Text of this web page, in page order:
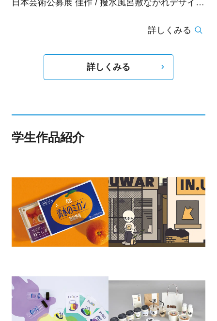
日本芸術公募展 佳作 / 撥水風呂敷ながれデザイン
西宮市展 入選 / Art your lyf Project! 入賞 / 第76回
韓文化交流会創立20周年 ロゴマーク・フォトス
ポットコンテスト両最優秀賞受賞
詳しくみる
詳しくみる
学生作品紹介